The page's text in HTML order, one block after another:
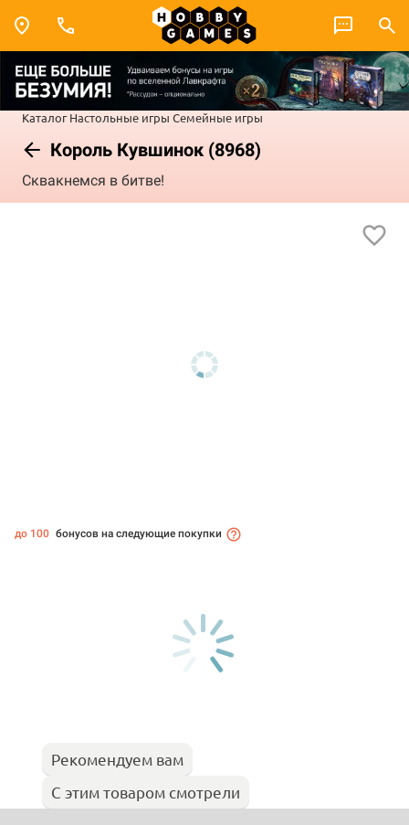
Каталог Настольные игры Семейные игры
Король Кувшинок (8968)
Сквакнемся в битве!
до 100 бонусов на следующие покупки
Рекомендуем вам
С этим товаром смотрели